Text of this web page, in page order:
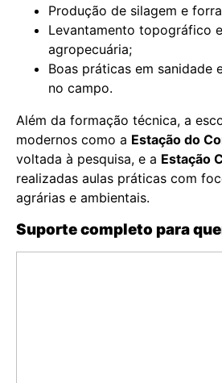
Produção de silagem e
Levantamento topográfico
agropecuária;
Boas práticas em sanidade
no campo.
Além da formação técnica, a
modernos como a Estação do
voltada à pesquisa, e a Estação
realizadas aulas práticas com
agrárias e ambientais.
Suporte completo para